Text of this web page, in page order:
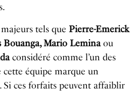
majeurs tels que Pierre-Emerick
Bouanga, Mario Leminaou
considéré comme l’un des
cette équipe marque un
ces forfaits peuvent affaiblir